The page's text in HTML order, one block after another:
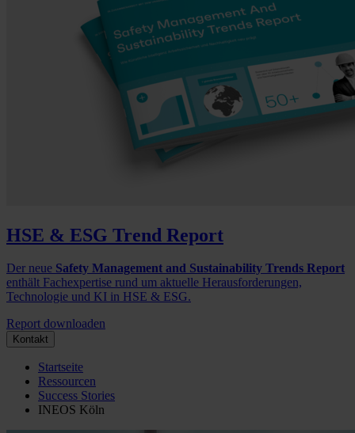
HSE & ESG Trend Report
Der neue Safety Management and Sustainability Trends Report
enthält Fachexpertise rund um aktuelle Herausforderungen,
Technologie und KI in HSE & ESG.
Report downloaden
Kontakt
Startseite
Ressourcen
Success Stories
INEOS Köln